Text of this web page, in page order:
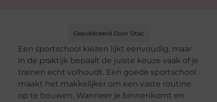
Gepubliceerd Door Sitac
Een sportschool kiezen lijkt eenvoudig, maar
in de praktijk bepaalt de juiste keuze vaak of je
trainen echt volhoudt. Een goede sportschool
maakt het makkelijker om een vaste routine
op te bouwen. Wanneer je binnenkomt en